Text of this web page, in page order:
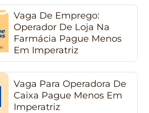
Vaga De Emprego:
Operador De Loja Na
Farmácia Pague Menos
Em Imperatriz
Vaga Para Operadora De
Caixa Pague Menos Em
Imperatriz